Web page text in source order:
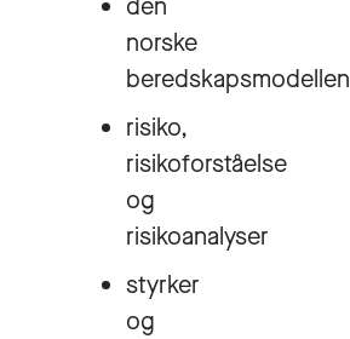
den
norske
beredskapsmodellen
risiko,
risikoforståelse
og
risikoanalyser
styrker
og